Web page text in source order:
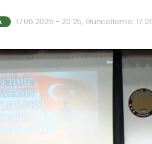
17.06.2025 - 20:25, Güncelleme: